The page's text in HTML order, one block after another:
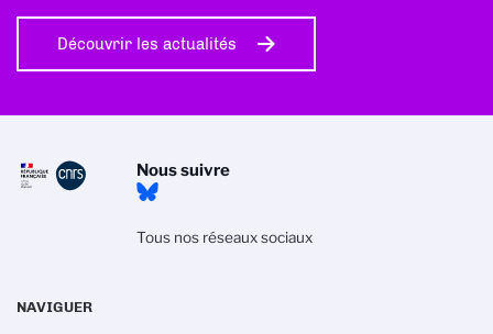
Découvrir les actualités
Nous suivre
Tous nos réseaux sociaux
NAVIGUER